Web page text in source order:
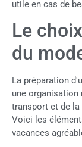
utile en cas de
Le
du
La préparation
une organisation
transport et de
Voici les
vacances